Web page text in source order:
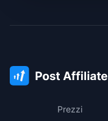
Prezzi